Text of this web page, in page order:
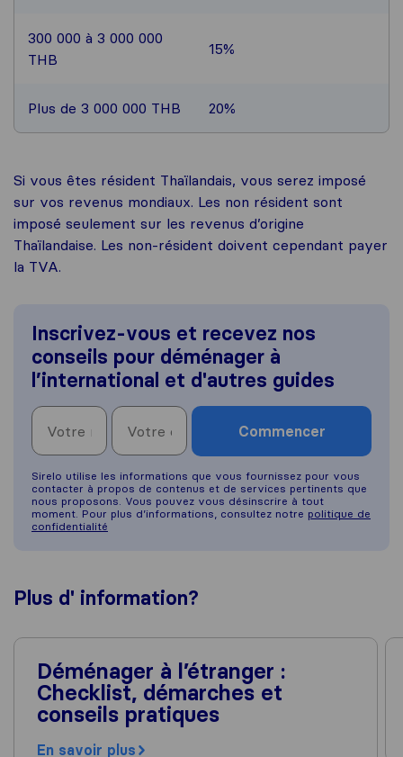
300 000 à 3 000 000
THB
15%
Plus de 3 000 000 THB 20%
Si vous êtes résident Thaïlandais, vous serez imposé
sur vos revenus mondiaux. Les non résident sont
imposé seulement sur les revenus d’origine
Thaïlandaise. Les non-résident doivent cependant payer
la TVA.
Inscrivez-vous et recevez nos
conseils pour déménager à
l’international et d'autres guides
Commencer
Sirelo utilise les informations que vous fournissez pour vous
contacter à propos de contenus et de services pertinents que
nous proposons. Vous pouvez vous désinscrire à tout
moment. Pour plus d’informations, consultez notre politique de
confidentialité
Plus d' information?
Déménager à l’étranger :
Checklist, démarches et
conseils pratiques
En savoir plus